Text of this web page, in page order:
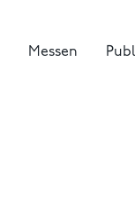
Messen